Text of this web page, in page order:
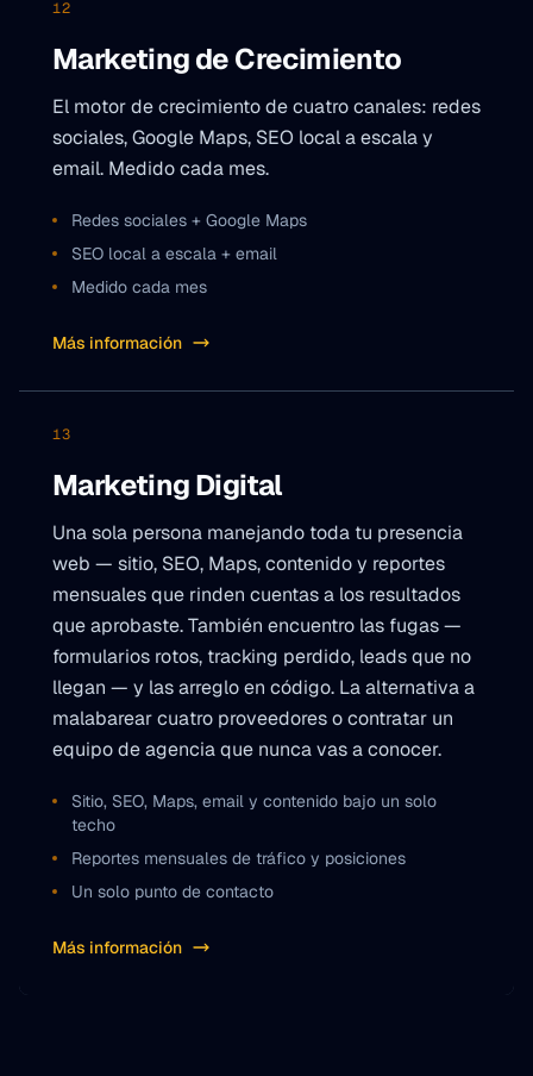
12
Marketing de Crecimiento
El motor de crecimiento de cuatro canales: redes
sociales, Google Maps, SEO local a escala y
email. Medido cada mes.
Redes sociales + Google Maps
SEO local a escala + email
Medido cada mes
Más información
13
Marketing Digital
Una sola persona manejando toda tu presencia
web — sitio, SEO, Maps, contenido y reportes
mensuales que rinden cuentas a los resultados
que aprobaste. También encuentro las fugas —
formularios rotos, tracking perdido, leads que no
llegan — y las arreglo en código. La alternativa a
malabarear cuatro proveedores o contratar un
equipo de agencia que nunca vas a conocer.
Sitio, SEO, Maps, email y contenido bajo un solo
techo
Reportes mensuales de tráfico y posiciones
Un solo punto de contacto
Más información